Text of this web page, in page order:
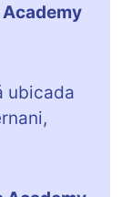
ubicada